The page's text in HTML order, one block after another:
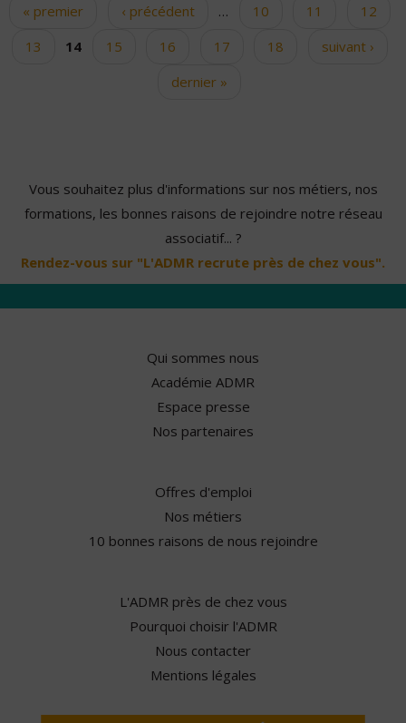
Pages
« premier ‹ précédent … 10 11
12
13
14 15 16 17 18
suivant ›
dernier »
Vous souhaitez plus d'informations sur nos métiers, nos
formations, les bonnes raisons de rejoindre notre réseau
associatif... ?
Rendez-vous sur "L'ADMR recrute près de chez vous".
Qui sommes nous
Académie ADMR
Espace presse
Nos partenaires
Offres d'emploi
Nos métiers
10 bonnes raisons de nous rejoindre
L'ADMR près de chez vous
Pourquoi choisir l'ADMR
Nous contacter
Mentions légales